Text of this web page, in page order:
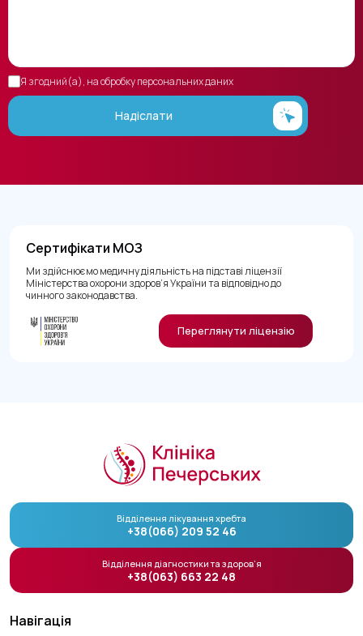
Я згодний(а), на обробку персональних даних
Надіслати
Сертифікати МОЗ
Ми здійснюємо медичну діяльність на підставі ліцензії
Міністерства охорони здоров’я України та відповідно до
чинного законодавства.
Переглянути ліцензію
Навігація
Відділення лікування хребта
+38(066) 209 52 46
Відділення діагностики та здоров’я
+38(063) 663 22 48